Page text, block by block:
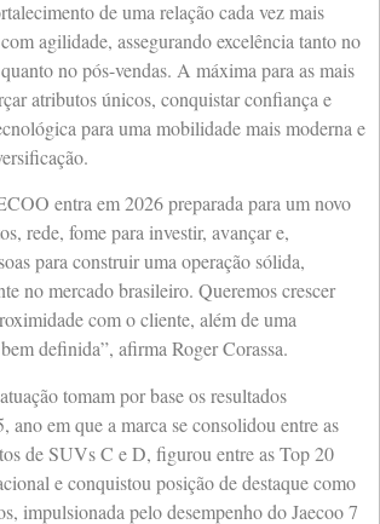
de uma relação cada vez mais
agilidade, assegurando excelência tanto no
no pós-vendas. A máxima para as mais
atributos únicos, conquistar confiança e
para uma mobilidade mais moderna e
entra em 2026 preparada para um novo
rede, fome para investir, avançar e,
para construir uma operação sólida,
no mercado brasileiro. Queremos crescer
com o cliente, além de uma
definida”, afirma Roger Corassa.
tomam por base os resultados
ano em que a marca se consolidou entre as
de SUVs C e D, figurou entre as Top 20
e conquistou posição de destaque como
impulsionada pelo desempenho do Jaecoo 7